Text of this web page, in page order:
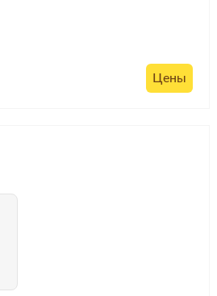
Цены